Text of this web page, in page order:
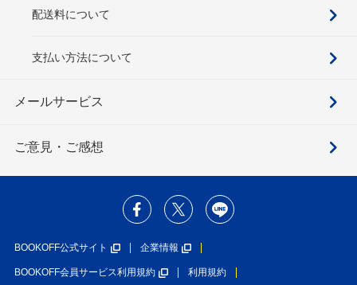
配送料について
支払い方法について
メールサービス
ご意見・ご感想
BOOKOFF公式サイト 企業情報
BOOKOFF会員サービス利用規約 利用規約